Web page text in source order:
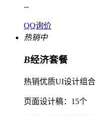
--
QQ询价
热销中
B经济套餐
热销优质UI设计组合
页面设计稿：15个